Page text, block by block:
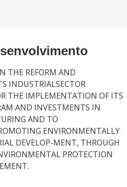
THE REFORM AND
INDUSTRIALSECTOR
THE IMPLEMENTATION OF ITS
AND INVESTMENTS IN
AND TO
ENVIRONMENTALLY
DEVELOP-MENT, THROUGH
PROTECTION